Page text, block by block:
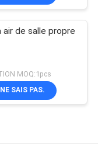
air de salle propre
MOQ:1pcs
SAIS PAS.